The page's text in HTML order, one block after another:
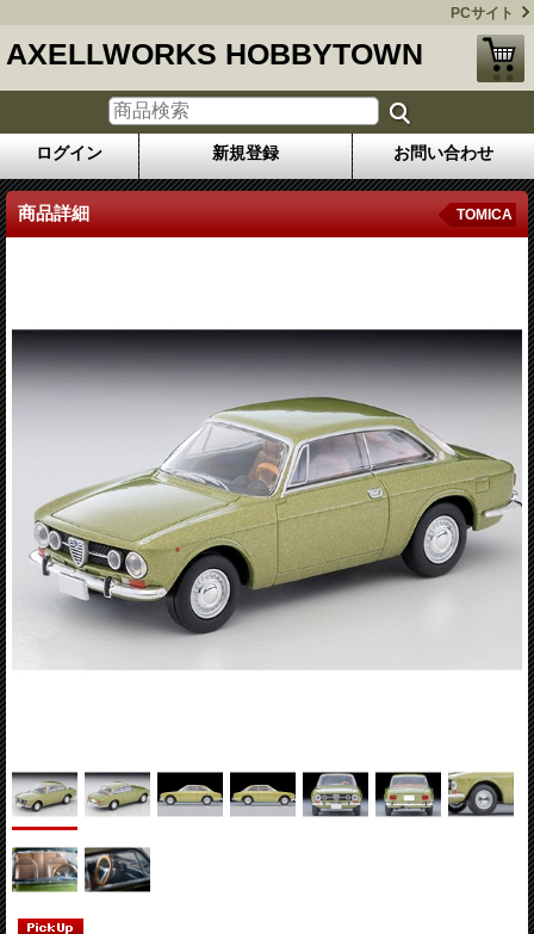
PCサイト
AXELLWORKS HOBBYTOWN
ログイン 新規登録 お問い合わせ
商品詳細 TOMICA